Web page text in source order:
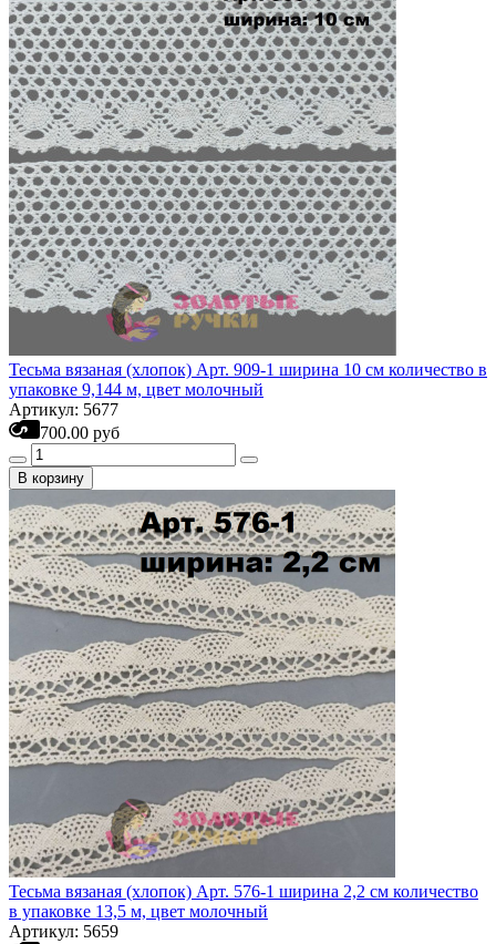
Тесьма вязаная (хлопок) Арт. 909-1 ширина 10 см количество в
упаковке 9,144 м, цвет молочный
Артикул: 5677
700.00 руб
В корзину
Тесьма вязаная (хлопок) Арт. 576-1 ширина 2,2 см количество
в упаковке 13,5 м, цвет молочный
Артикул: 5659